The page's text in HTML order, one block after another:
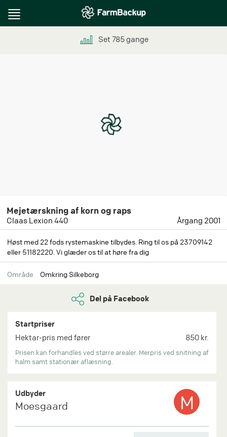
Toggle
Set 785gange
Mejetærskning af korn og raps
Claas Lexion 440 Årgang 2001
Høst med 22 fods rystemaskine tilbydes. Ring til os på 23709142
eller 51182220. Vi glæder os til at høre fra dig
Område Omkring Silkeborg
Del på Facebook
Startpriser
Hektar-pris med fører
850 kr.
Prisen kan forhandles ved større arealer. Merpris ved snitning af
halm samt stationær aflæsning.
Udbyder
Moesgaard M